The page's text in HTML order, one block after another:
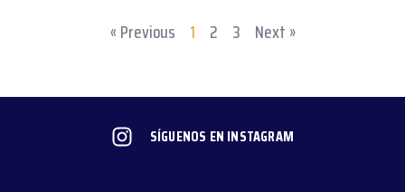
« Previous 1 2 3 Next »
SÍGUENOS EN INSTAGRAM